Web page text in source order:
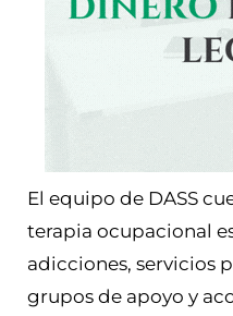
El equipo de DASS
terapia ocupacional
adicciones, servicios
grupos de apoyo y